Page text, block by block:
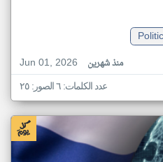
Jun 01, 2026
منذ شهرين
عدد الكلمات: ٦ الصور: ٢٥